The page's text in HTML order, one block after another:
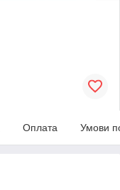
Оплата Умови